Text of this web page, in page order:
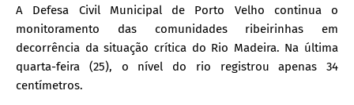
A Defesa Civil Municipal de Porto Velho continua o
monitoramento das comunidades ribeirinhas em
decorrência da situação crítica do Rio Madeira. Na última
quarta-feira (25), o nível do rio registrou apenas 34
centímetros.